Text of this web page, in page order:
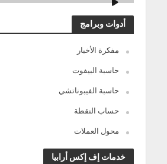
أدوات وبرامج
مفكرة الأخبار
حاسبة البيفوت
حاسبة الفيبوناتشي
حساب النقطة
محول العملات
خدمات إف إكس أرابيا